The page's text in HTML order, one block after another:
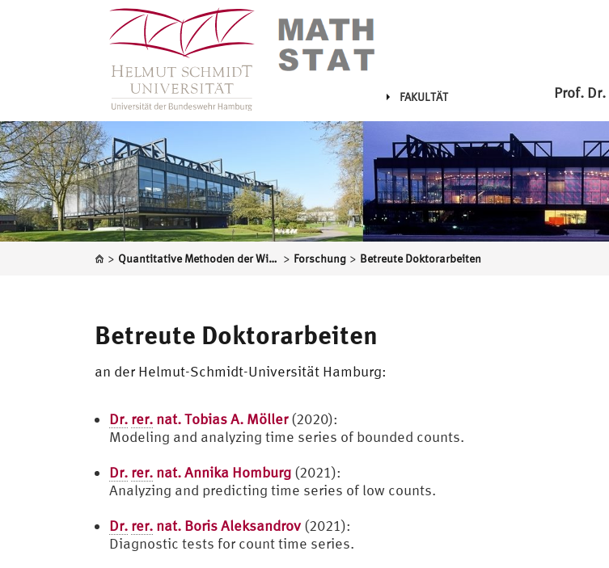
FAKULTÄT Prof.
> Quantitative Methoden der Wirtschaftswissenschaften > Forschung > Betreute Doktorarbeiten
Betreute Doktorarbeiten
an der Helmut-Schmidt-Universität Hamburg:
Dr. rer. nat. Tobias A. Möller(2020):
Modeling and analyzing time series of bounded counts.
Dr. rer. nat. Annika Homburg (2021):
Analyzing and predicting time series of low counts.
Dr. rer. nat. Boris Aleksandrov (2021):
Diagnostic tests for count time series.